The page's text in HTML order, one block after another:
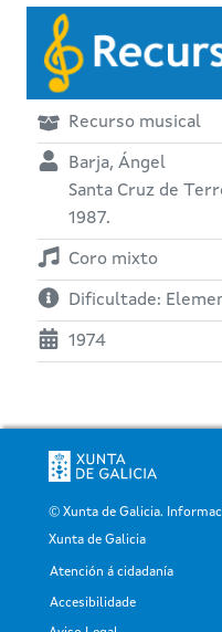
Recurso musical
Barja, Ángel
Santa Cruz de
1987.
Coro mixto
Dificultade:
1974
© Xunta de Galicia.
Xunta de Galicia
Pé
Atención á cidadanía
Accesibilidade